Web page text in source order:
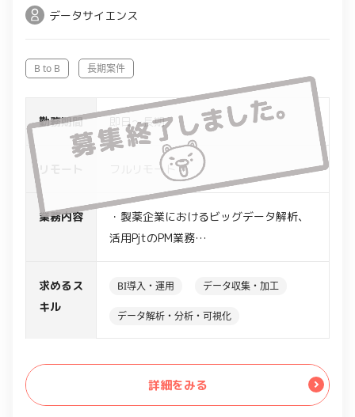
データサイエンス
B to B 長期案件
勤務期間 即日～長期
リモート フルリモート
業務内容
・製薬企業におけるビッグデータ解析、
活用PjtのPM業務
問履歴、webカンファレンス視聴履歴の
・上記データからの課題抽出、システム
・オフショア開発チームへの開発仕様の
説明、スケジュール管理
・開発ガバナンス体制の構築
求めるス
キル
BI導入・運用 データ収集・加工
データ解析・分析・可視化
詳細をみる